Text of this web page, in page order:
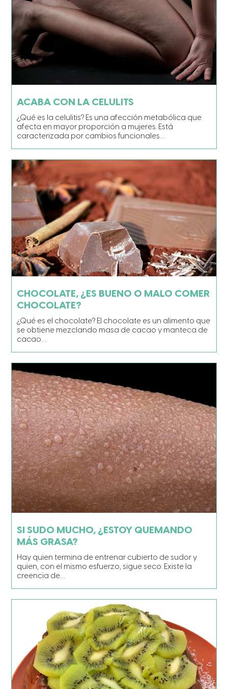
ACABA CON LA CELULITS
¿Qué es la celulitis? Es una afección metabólica que
afecta en mayor proporción a mujeres. Está
caracterizada por cambios funcionales…
CHOCOLATE, ¿ES BUENO O MALO COMER
CHOCOLATE?
¿Qué es el chocolate? El chocolate es un alimento que
se obtiene mezclando masa de cacao y manteca de
cacao…
SI SUDO MUCHO, ¿ESTOY QUEMANDO
MÁS GRASA?
Hay quien termina de entrenar cubierto de sudor y
quien, con el mismo esfuerzo, sigue seco. Existe la
creencia de…